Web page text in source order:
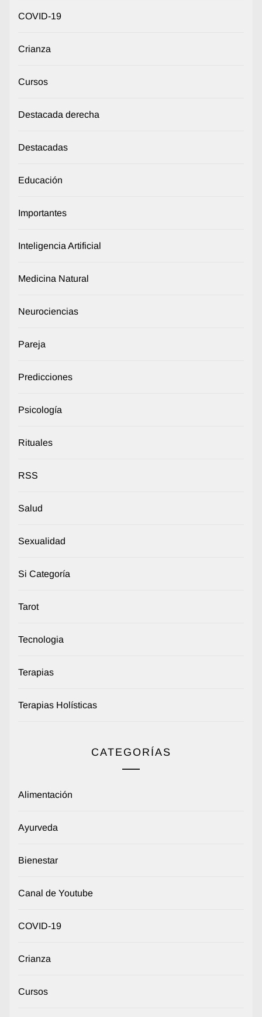
COVID-19
Crianza
Cursos
Destacada derecha
Destacadas
Educación
Importantes
Inteligencia Artificial
Medicina Natural
Neurociencias
Pareja
Predicciones
Psicología
Rituales
RSS
Salud
Sexualidad
Si Categoría
Tarot
Tecnologia
Terapias
Terapias Holísticas
CATEGORÍAS
Alimentación
Ayurveda
Bienestar
Canal de Youtube
COVID-19
Crianza
Cursos